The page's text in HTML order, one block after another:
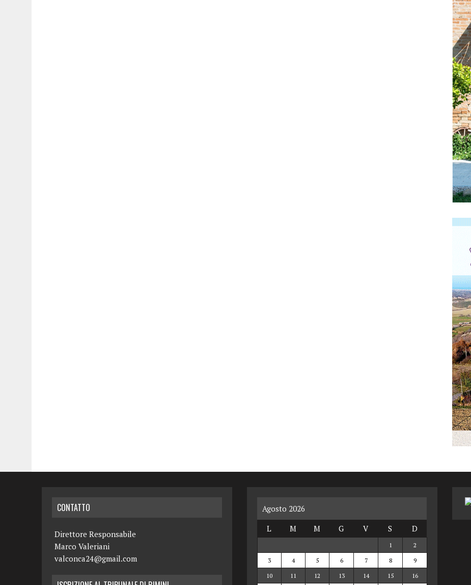
CONTATTO
Direttore Responsabile
Marco Valeriani
valconca24@gmail.com
Agosto 2026
L
M M G V S D
1
2
3
4 5 6 7 8
9
10
11 12 13 14 15 16